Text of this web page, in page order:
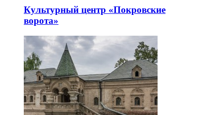
Культурный центр «Покровские
ворота»